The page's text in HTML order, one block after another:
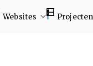
Websites Projecten